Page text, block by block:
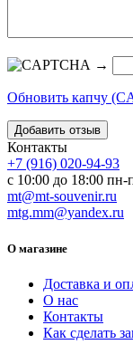
→
Обновить капчу
Контакты
+7 (916) 020-94-93
с 10:00 до 18:00 пн-
mt@mt-souvenir.ru
mtg.mm@yandex.ru
О магазине
Доставка и
О нас
Контакты
Как сделать